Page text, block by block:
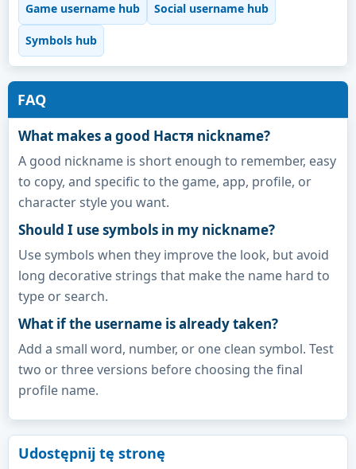
Game username hub Social username hub
Symbols hub
FAQ
What makes a good Настя nickname?
A good nickname is short enough to remember, easy
to copy, and specific to the game, app, profile, or
character style you want.
Should I use symbols in my nickname?
Use symbols when they improve the look, but avoid
long decorative strings that make the name hard to
type or search.
What if the username is already taken?
Add a small word, number, or one clean symbol. Test
two or three versions before choosing the final
profile name.
Udostępnij tę stronę